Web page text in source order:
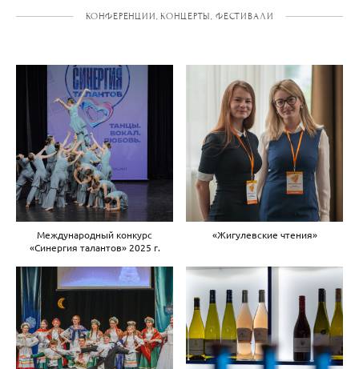
КОНФЕРЕНЦИИ, КОНЦЕРТЫ, ФЕСТИВАЛИ
Международный конкурс
«Синергия талантов» 2025 г.
«Жигулевские чтения»